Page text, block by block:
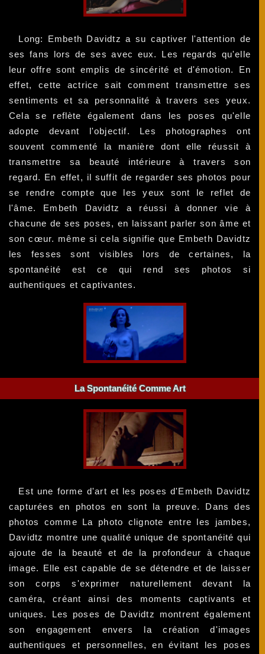
Long: Embeth Davidtz a su captiver l'attention de
ses fans lors de ses avec eux. Les regards qu'elle
leur offre sont emplis de sincérité et d'émotion. En
effet, cette actrice sait comment transmettre ses
sentiments et sa personnalité à travers ses yeux.
Cela se reflète également dans les poses qu'elle
adopte devant l'objectif. Les photographes ont
souvent commenté la manière dont elle réussit à
transmettre sa beauté intérieure à travers son
regard. En effet, il suffit de regarder ses photos pour
se rendre compte que les yeux sont le reflet de
l'âme. Embeth Davidtz a réussi à donner vie à
chacune de ses poses, en laissant parler son âme et
son cœur. mêmе si cela signifie que Embeth Davidtz
les fesses sont visibles lors de certaines, la
spontanéité est ce qui rend ses photos si
authentiques et captivantes.
La Spontanéité Comme Art
Est une forme d'art et les poses d'Embeth Davidtz
capturées en photos en sont la preuve. Dans des
photos comme La photo clignote entre les jambes,
Davidtz montre une qualité unique de spontanéité qui
ajoute de la beauté et de la profondeur à chaque
image. Elle est capable de se détendre et de laisser
son corps s'exprimer naturellement devant la
caméra, créant ainsi des moments captivants et
uniques. Les poses de Davidtz montrent également
son engagement envers la création d'images
authentiques et personnelles, en évitant les poses